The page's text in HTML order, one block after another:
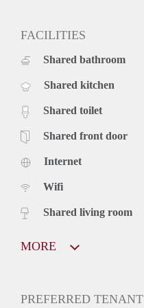
FACILITIES
Shared bathroom
Shared kitchen
Shared toilet
Shared front door
Internet
Wifi
Shared living room
MORE
PREFERRED TENANT